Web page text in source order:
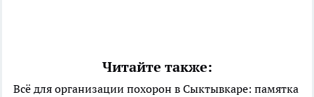
Читайте также:
Всё для организации похорон в Сыктывкаре: памятка